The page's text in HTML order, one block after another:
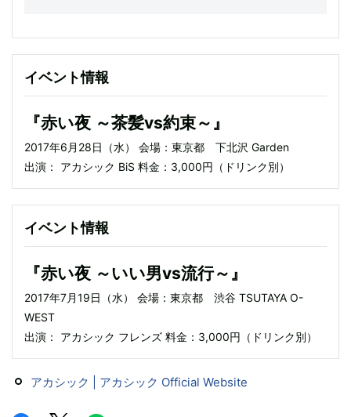
イベント情報
『赤い夜 ～茶髪vs約束～』
2017年6月28日（水） 会場：東京都 下北沢 Garden
出演： アカシック BiS 料金：3,000円（ドリンク別）
イベント情報
『赤い夜 ～いい男vs流行～』
2017年7月19日（水） 会場：東京都 渋谷 TSUTAYA O-
WEST
出演： アカシック フレンズ 料金：3,000円（ドリンク別）
アカシック | アカシック Official Website